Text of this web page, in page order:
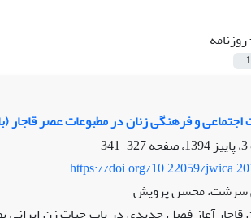
روزنامه
1
و فرهنگی زنان در مطبوعات عصر قاجار
327-341
https://doi.org/10.22059/
محسن پرویش